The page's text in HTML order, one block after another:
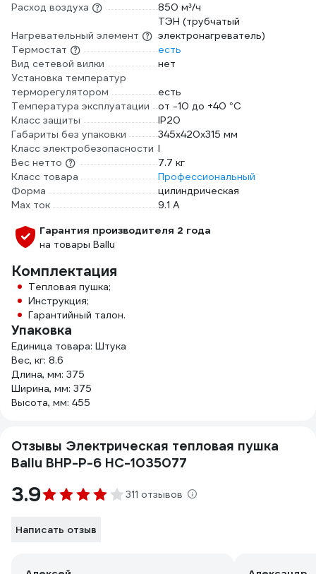
Расход воздуха
850 м³/ч
Нагревательный элемент
ТЭН (трубчатый
электронагреватель)
Термостат
есть
Вид сетевой вилки
нет
Установка температур
терморегулятором
есть
Температура эксплуатации
от -10 до +40 °С
Класс защиты
IP20
Габариты без упаковки
345х420х315 мм
Класс электробезопасности I
Вес нетто
7.7 кг
Класс товара
Профессиональный
Форма
цилиндрическая
Max ток
9.1 А
Гарантия производителя 2 года
на товары Ballu
Комплектация
Тепловая пушка;
Инструкция;
Гарантийный талон.
Упаковка
Единица товара: Штука
Вес, кг: 8.6
Длина, мм: 375
Ширина, мм: 375
Высота, мм: 455
Отзывы Электрическая тепловая пушка
Ballu BHP-P-6 НС-1035077
3.9 311 отзывов
Написать отзыв